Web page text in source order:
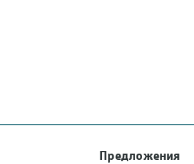
Предложения